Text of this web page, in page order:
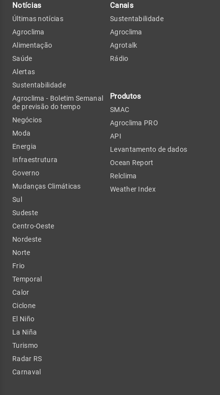
Notícias
Últimas notícias
Agroclima
Alimentação
Saúde
Alertas
Sustentabilidade
Agroclima - Boletim Semanal
de previsão do tempo
Negócios
Moda
Energia
Infraestrutura
Governo
Mudanças Climáticas
Sul
Sudeste
Centro-Oeste
Nordeste
Norte
Frio
Temporal
Calor
Ciclone
El Niño
La Niña
Turismo
Radar RS
Carnaval
Canais
Sustentabilidade
Agroclima
Agrotalk
Rádio
Produtos
SMAC
Agroclima PRO
API
Levantamento de dados
Ocean Report
Relclima
Weather Index